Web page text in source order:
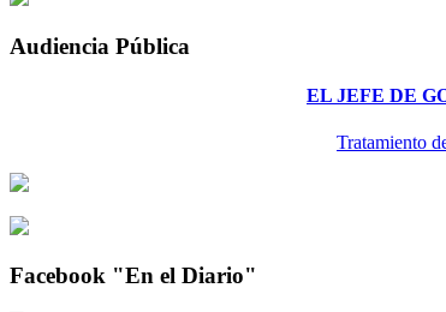
Audiencia Pública
EL JEFE DE
Tratamiento
Facebook "En el Diario"